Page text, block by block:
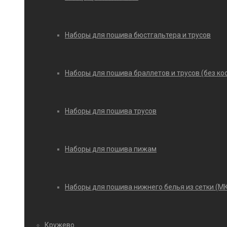
Наборы для пошива бюстгальтера и трусов
Наборы для пошива браллетов и трусов (без
Наборы для пошива трусов
Наборы для пошива пижам
Наборы для пошива нижнего белья из сетки
Кружево